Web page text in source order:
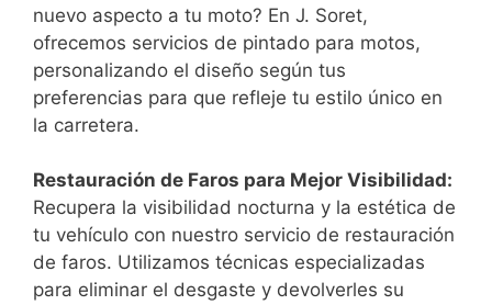
nuevo aspecto a tu moto? En J. Soret,
ofrecemos servicios de pintado para motos,
personalizando el diseño según tus
preferencias para que refleje tu estilo único en
la carretera.
Restauración de Faros para Mejor Visibilidad:
Recupera la visibilidad nocturna y la estética de
tu vehículo con nuestro servicio de restauración
de faros. Utilizamos técnicas especializadas
para eliminar el desgaste y devolverles su